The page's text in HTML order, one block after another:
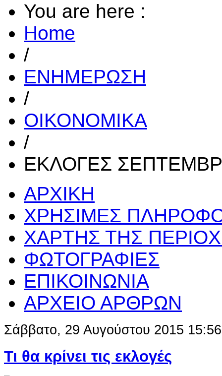
You are here :
Home
/
ΕΝΗΜΕΡΩΣΗ
/
ΟΙΚΟΝΟΜΙΚΑ
/
ΕΚΛΟΓΕΣ
ΑΡΧΙΚΗ
ΧΡΗΣΙΜΕΣ
ΧΑΡΤΗΣ ΤΗΣ
ΦΩΤΟΓΡΑΦΙΕΣ
ΕΠΙΚΟΙΝΩΝΙΑ
ΑΡΧΕΙΟ ΑΡΘΡΩΝ
Σάββατο, 29 Αυγούστου 2015 15:56
Τι θα κρίνει τις εκλογές